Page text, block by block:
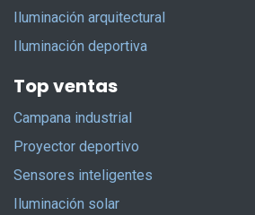
Iluminación arquitectural
Iluminación deportiva
Top ventas
Campana industrial
Proyector deportivo
Sensores inteligentes
Iluminación solar